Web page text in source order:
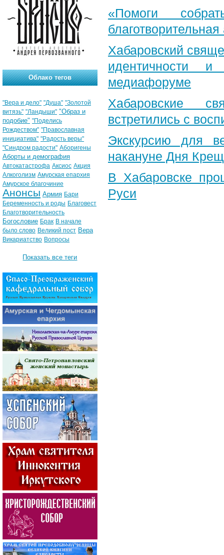
«Помоги
Хабаровский
идентичности
медиафоруме
Хабаровские
встретились с
Экскурсию для
накануне Дня
В Хабаровске
Руси
Облако тегов
"Вера и дело" "Душа" "Золотой
витязь" "Ландыши" "Образ и
подобие" "Поделись
Рождеством" "Православная
инициатива" "Радость веры"
"Синдром радости" Аборигены
Аборты и демография
Автокатастрофа Аксиос Акция
Алкоголизм Амурская епархия
Амурское благочиние
Анонсы Армия Бари
Беременность и роды Благовест
Благотворительность
Богословие Брак В начале
было слово Великий пост Вера
Викариатство Вопросы
Показать все теги